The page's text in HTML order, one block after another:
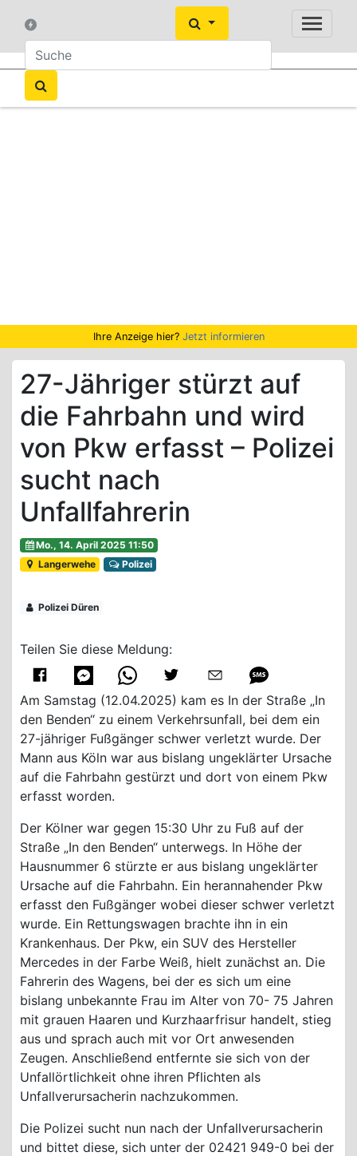
Ihre Anzeige hier? Jetzt informieren
27-Jähriger stürzt auf
die Fahrbahn und wird
von Pkw erfasst – Polizei
sucht nach
Unfallfahrerin
Mo., 14. April 2025 11:50
Langerwehe
Polizei
Polizei Düren
Teilen Sie diese Meldung:
Am Samstag (12.04.2025) kam es In der Straße „In
den Benden“ zu einem Verkehrsunfall, bei dem ein
27-jähriger Fußgänger schwer verletzt wurde. Der
Mann aus Köln war aus bislang ungeklärter Ursache
auf die Fahrbahn gestürzt und dort von einem Pkw
erfasst worden.
Der Kölner war gegen 15:30 Uhr zu Fuß auf der
Straße „In den Benden“ unterwegs. In Höhe der
Hausnummer 6 stürzte er aus bislang ungeklärter
Ursache auf die Fahrbahn. Ein herannahender Pkw
erfasst den Fußgänger wobei dieser schwer verletzt
wurde. Ein Rettungswagen brachte ihn in ein
Krankenhaus. Der Pkw, ein SUV des Hersteller
Mercedes in der Farbe Weiß, hielt zunächst an. Die
Fahrerin des Wagens, bei der es sich um eine
bislang unbekannte Frau im Alter von 70- 75 Jahren
mit grauen Haaren und Kurzhaarfrisur handelt, stieg
aus und sprach auch mit vor Ort anwesenden
Zeugen. Anschließend entfernte sie sich von der
Unfallörtlichkeit ohne ihren Pflichten als
Unfallverursacherin nachzukommen.
Die Polizei sucht nun nach der Unfallverursacherin
und bittet diese, sich unter der 02421 949-0 bei der